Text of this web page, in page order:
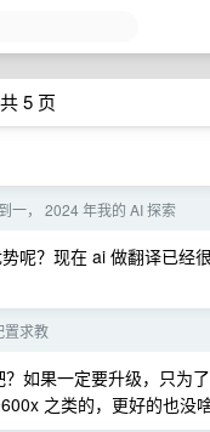
5 页
一， 2024 年我的 AI 探索
呢？现在 ai 做翻译已经
置求教
如果一定要升级，只为
之类的，更好的也没啥